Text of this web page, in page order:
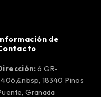
de
6 GR-
18340 Pinos
Granada